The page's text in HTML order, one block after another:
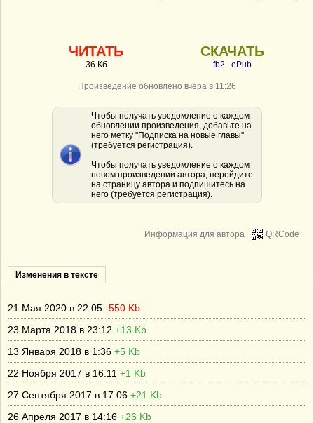
ЧИТАТЬ
36 Кб
СКАЧАТЬ
fb2 ePub
Произведение обновлено вчера в 11:26
Чтобы получать уведомление о каждом
обновлении произведения, добавьте на
него метку "Подписка на новые главы"
(требуется регистрация).
Чтобы получать уведомление о каждом
новом произведении автора, перейдите
на страницу автора и подпишитесь на
него (требуется регистрация).
QRCode
Информация для автора
Изменения в тексте
21 Мая 2020 в 22:05 -550 Kb
23 Марта 2018 в 23:12 +13 Kb
13 Января 2018 в 1:36 +5 Kb
22 Ноября 2017 в 16:11 +1 Kb
27 Сентября 2017 в 17:06 +21 Kb
26 Апреля 2017 в 14:16 +26 Kb